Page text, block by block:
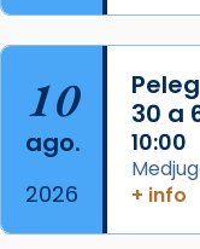
Foto
2 weeks ago
Memòria de les
10
ago.
2026
30 a
10:00
+ info